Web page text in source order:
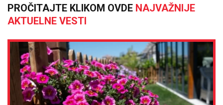
PROČITAJTE KLIKOM OVDE NAJVAŽNIJE
AKTUELNE VESTI